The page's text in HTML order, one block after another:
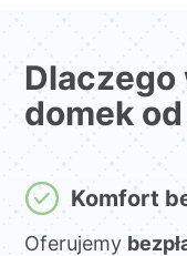
domek od
Komfort
Oferujemy